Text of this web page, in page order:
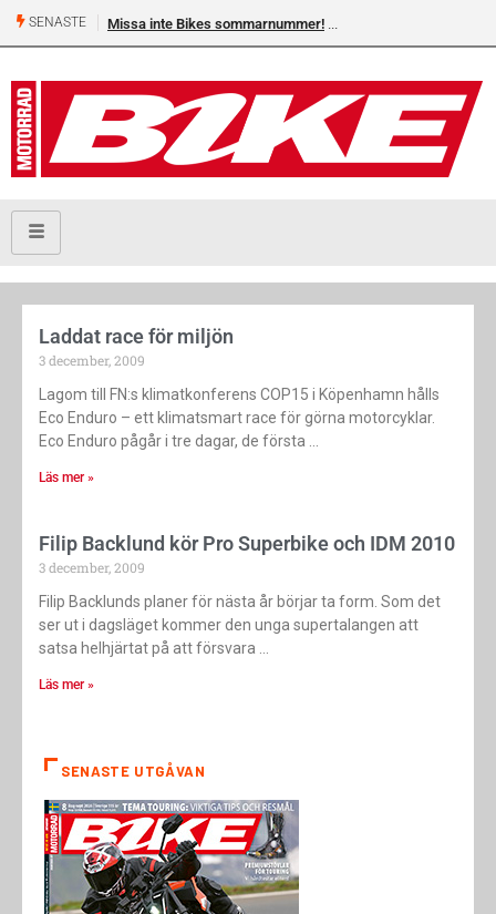
SENASTE Missa inte Bikes sommarnummer!
Laddat race för miljön
3 december, 2009
Lagom till FN:s klimatkonferens COP15 i Köpenhamn hålls
Eco Enduro – ett klimatsmart race för görna motorcyklar.
Eco Enduro pågår i tre dagar, de första
Läs mer »
Filip Backlund kör Pro Superbike och IDM 2010
3 december, 2009
Filip Backlunds planer för nästa år börjar ta form. Som det
ser ut i dagsläget kommer den unga supertalangen att
satsa helhjärtat på att försvara
Läs mer »
SENASTE UTGÅVAN